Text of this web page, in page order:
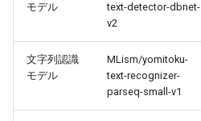
モデル
text-detector-dbnet-
v2
文字列認識
モデル
MLism/yomitoku-
text-recognizer-
parseq-small-v1